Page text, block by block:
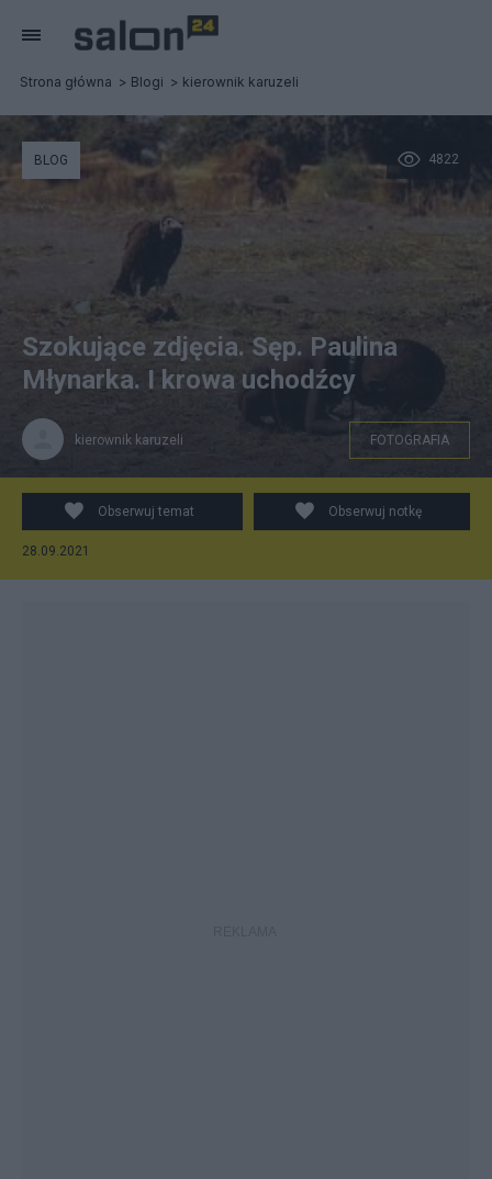
Strona główna Blogi kierownik karuzeli
Kevin Carter
4822
BLOG
Szokujące zdjęcia. Sęp. Paulina
Młynarka. I krowa uchodźcy
kierownik karuzeli FOTOGRAFIA
Obserwuj temat Obserwuj notkę
28.09.2021